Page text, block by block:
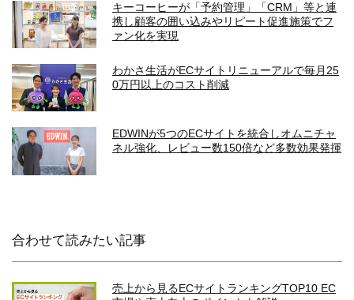
キーコーヒーが「予約管理」「CRM」等と連
携し顧客の囲い込みやリピート促進施策でフ
ァン化を実現
わかさ生活がECサイトリニューアルで毎月25
0万円以上のコスト削減
EDWINが5つのECサイトを統合しオムニチャ
ネル強化、レビュー数150倍など多数効果発揮
合わせて読みたい記事
売上から見るECサイトランキングTOP10 EC